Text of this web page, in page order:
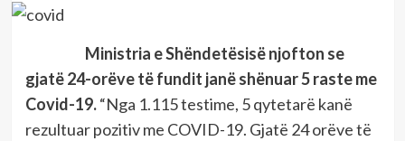
Ministria e Shëndetësisë njofton se
gjatë 24-orëve të fundit janë shënuar 5 raste me
Covid-19.“Nga 1.115 testime, 5 qytetarë kanë
rezultuar pozitiv me COVID-19. Gjatë 24 orëve të